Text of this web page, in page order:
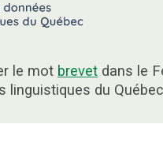
le mot brevet dans le
linguistiques du